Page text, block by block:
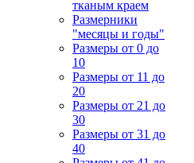
тканым краем
Размерники
"месяцы и годы"
Размеры от 0 до
10
Размеры от 11 до
20
Размеры от 21 до
30
Размеры от 31 до
40